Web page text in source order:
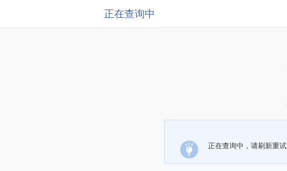
正在查询中
正在查询中，请刷新重试